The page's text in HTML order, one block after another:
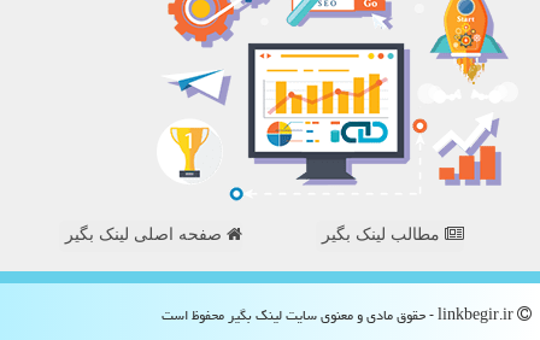
مطالب لینک بگیر صفحه اصلی لینک بگیر